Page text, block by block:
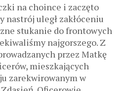
na choince i zaczęto
nastrój uległ zakłóceniu
stukanie do frontowych
najgorszego. Z
przez Matkę
mieszkających
zarekwirowanym w